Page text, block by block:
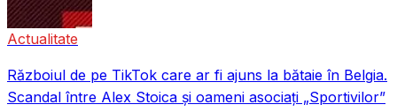
Actualitate
Războiul de pe TikTok care ar fi ajuns la bătaie în Belgia.
Scandal între Alex Stoica și oameni asociați „Sportivilor”